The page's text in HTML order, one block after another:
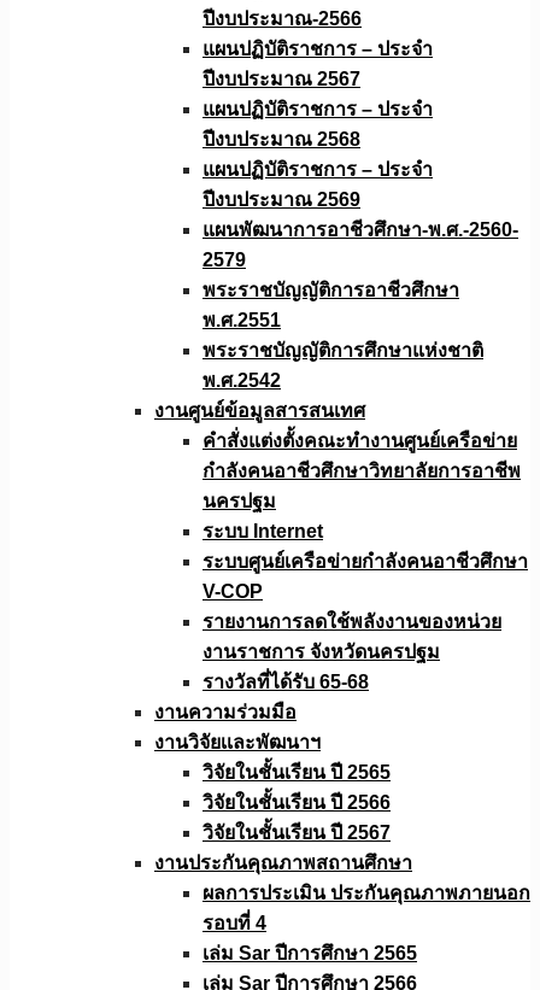
ปีงบประมาณ-2566
แผนปฏิบัติราชการ – ประจำ
ปีงบประมาณ 2567
แผนปฏิบัติราชการ – ประจำ
ปีงบประมาณ 2568
แผนปฏิบัติราชการ – ประจำ
ปีงบประมาณ 2569
แผนพัฒนาการอาชีวศึกษา-พ.ศ.-2560-
2579
พระราชบัญญัติการอาชีวศึกษา
พ.ศ.2551
พระราชบัญญัติการศึกษาแห่งชาติ
พ.ศ.2542
งานศูนย์ข้อมูลสารสนเทศ
คำสั่งแต่งตั้งคณะทำงานศูนย์เครือข่าย
กำลังคนอาชีวศึกษาวิทยาลัยการอาชีพ
นครปฐม
ระบบ Internet
ระบบศูนย์เครือข่ายกำลังคนอาชีวศึกษา
V-COP
รายงานการลดใช้พลังงานของหน่วย
งานราชการ จังหวัดนครปฐม
รางวัลที่ได้รับ 65-68
งานความร่วมมือ
งานวิจัยเเละพัฒนาฯ
วิจัยในชั้นเรียน ปี 2565
วิจัยในชั้นเรียน ปี 2566
วิจัยในชั้นเรียน ปี 2567
งานประกันคุณภาพสถานศึกษา
ผลการประเมิน ประกันคุณภาพภายนอก
รอบที่ 4
เล่ม Sar ปีการศึกษา 2565
เล่ม Sar ปีการศึกษา 2566